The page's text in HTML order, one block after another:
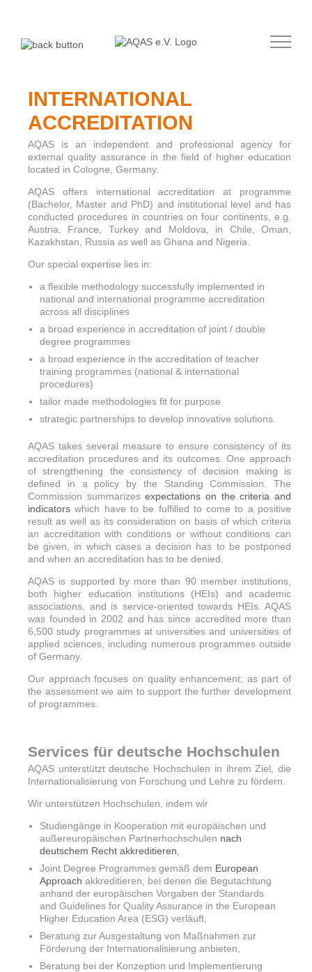
INTERNATIONAL
ACCREDITATION
AQAS is an independent and professional agency for
external quality assurance in the field of higher education
located in Cologne, Germany.
AQAS offers international accreditation at programme
(Bachelor, Master and PhD) and institutional level and has
conducted procedures in countries on four continents, e.g.
Austria, France, Turkey and Moldova, in Chile, Oman,
Kazakhstan, Russia as well as Ghana and Nigeria.
Our special expertise lies in:
a flexible methodology successfully implemented in
national and international programme accreditation
across all disciplines
a broad experience in accreditation of joint / double
degree programmes
a broad experience in the accreditation of teacher
training programmes (national & international
procedures)
tailor made methodologies fit for purpose
strategic partnerships to develop innovative solutions.
AQAS takes several measure to ensure consistency of its
accreditation procedures and its outcomes. One approach
of strengthening the consistency of decision making is
defined in a policy by the Standing Commission. The
Commission summarizesexpectations on the criteria and
indicatorswhich have to be fulfilled to come to a positive
result as well as its consideration on basis of which criteria
an accreditation with conditions or without conditions can
be given, in which cases a decision has to be postponed
and when an accreditation has to be denied.
AQAS is supported by more than 90 member institutions,
both higher education institutions (HEIs) and academic
associations, and is service-oriented towards HEIs. AQAS
was founded in 2002 and has since accredited more than
6,500 study programmes at universities and universities of
applied sciences, including numerous programmes outside
of Germany.
Our approach focuses on quality enhancement; as part of
the assessment we aim to support the further development
of programmes.
Services für deutsche Hochschulen
AQAS unterstützt deutsche Hochschulen in ihrem Ziel, die
Internationalisierung von Forschung und Lehre zu fördern.
Wir unterstützen Hochschulen, indem wir
Studiengänge in Kooperation mit europäischen und
außereuropäischen Partnerhochschulen nach
deutschem Recht akkreditieren
Joint Degree Programmes gemäß dem European
Approach akkreditieren, bei denen die Begutachtung
anhand der europäischen Vorgaben der Standards
and Guidelines for Quality Assurance in the European
Higher Education Area (ESG) verläuft,
Beratung zur Ausgestaltung von Maßnahmen zur
Förderung der Internationalisierung anbieten,
Beratung bei der Konzeption und Implementierung